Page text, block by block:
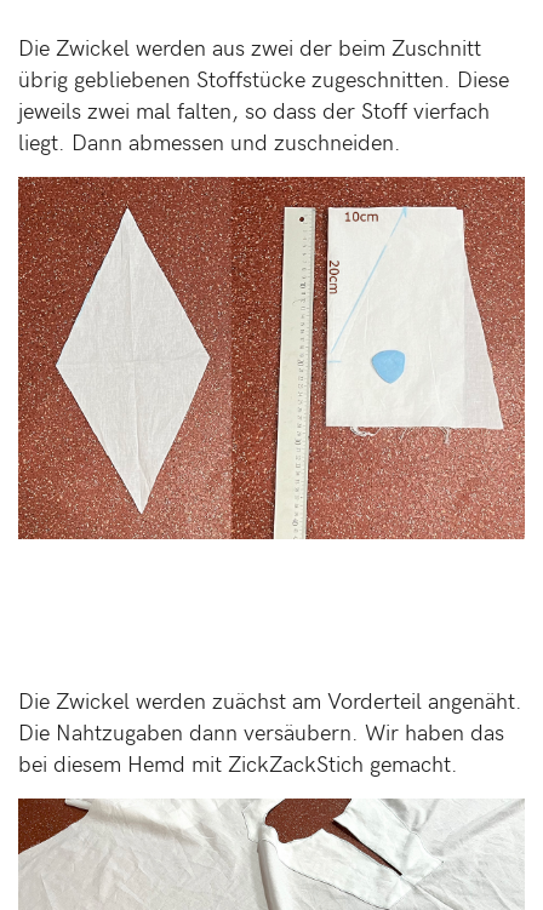
Die Zwickel werden aus zwei der beim Zuschnitt
übrig gebliebenen Stoffstücke zugeschnitten. Diese
jeweils zwei mal falten, so dass der Stoff vierfach
liegt. Dann abmessen und zuschneiden.
Die Zwickel werden zuächst am Vorderteil angenäht.
Die Nahtzugaben dann versäubern. Wir haben das
bei diesem Hemd mit ZickZackStich gemacht.